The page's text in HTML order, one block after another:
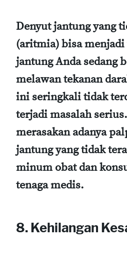
Denyut jantung yang
(aritmia) bisa menjadi
jantung Anda sedang
melawan tekanan
ini seringkali tidak
terjadi masalah
merasakan adanya
jantung yang tidak
minum obat dan
tenaga medis.
8. Kehilangan